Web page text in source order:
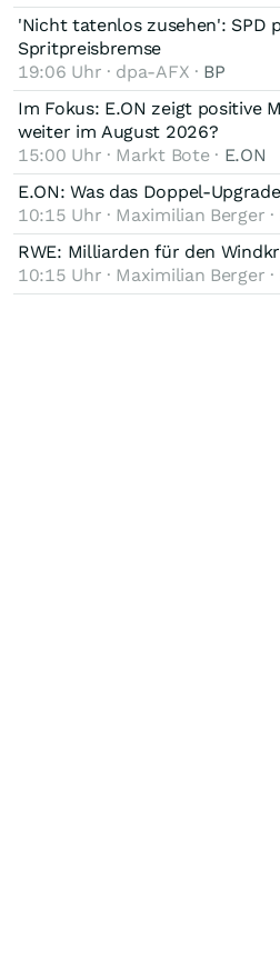
'Nicht tatenlos zusehen': SPD
Spritpreisbremse
19:06 Uhr · dpa-AFX · BP
Im Fokus: E.ON zeigt positive
weiter im August 2026?
15:00 Uhr · Markt Bote · E.ON
E.ON: Was das Doppel-
10:15 Uhr · Maximilian Berger ·
RWE: Milliarden für den
10:15 Uhr · Maximilian Berger ·